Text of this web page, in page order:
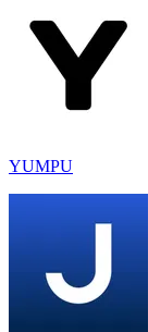
YUMPU